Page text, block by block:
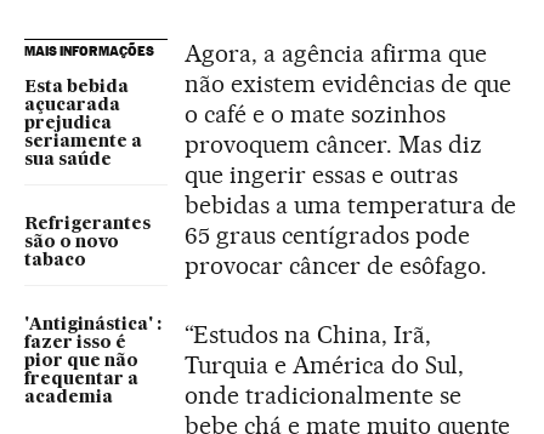
MAIS INFORMAÇÕES
Esta bebida
açucarada
prejudica
seriamente a
sua saúde
Refrigerantes
são o novo
tabaco
'Antiginástica' :
fazer isso é
pior que não
frequentar a
academia
Agora, a agência afirma que
não existem evidências de que
o café e o mate sozinhos
provoquem câncer. Mas diz
que ingerir essas e outras
bebidas a uma temperatura de
65 graus centígrados pode
provocar câncer de esôfago.
“Estudos na China, Irã,
Turquia e América do Sul,
onde tradicionalmente se
bebe chá e mate muito quente